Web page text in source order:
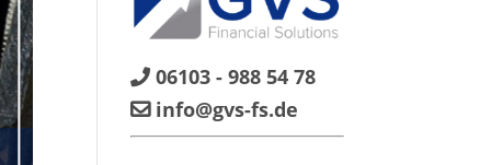
06103 - 988 54 78
info@gvs-fs.de